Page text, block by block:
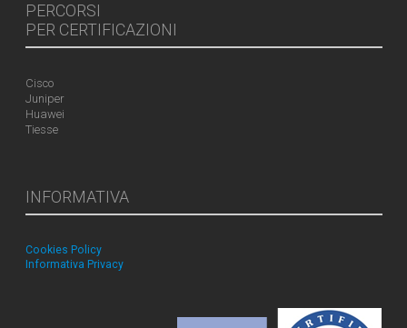
PERCORSI
PER CERTIFICAZIONI
Cisco
Juniper
Huawei
Tiesse
INFORMATIVA
Cookies Policy
Informativa Privacy